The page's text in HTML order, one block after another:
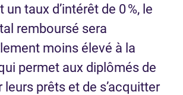
taux d’intérêt de 0 %, le
remboursé sera
moins élevé à la
permet aux diplômés de
leurs prêts et de s’acquitter